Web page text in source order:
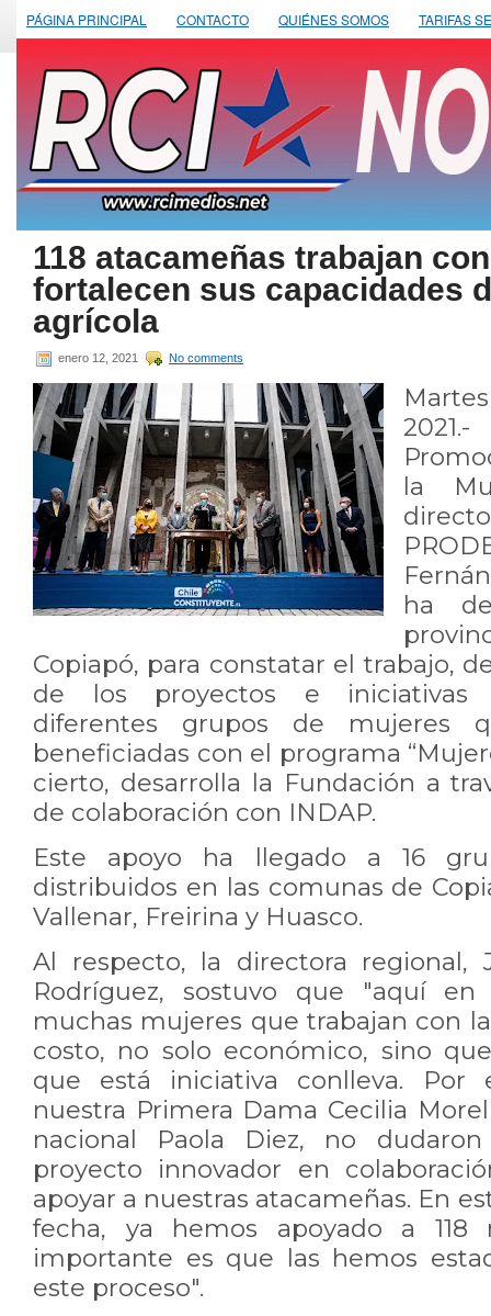
PÁGINA PRINCIPAL CONTACTO QUIÉNES SOMOS TARIFAS
118 atacameñas trabajan
fortalecen sus capacidades
agrícola
enero 12, 2021 No comments
la
ha
Copiapó, para constatar el trabajo,
de los proyectos e iniciativas
diferentes grupos de mujeres
beneficiadas con el programa
cierto, desarrolla la Fundación a
de colaboración con INDAP.
Este apoyo ha llegado a 16
distribuidos en las comunas de
Vallenar, Freirina y Huasco.
Al respecto, la directora regional,
Rodríguez, sostuvo que "aquí en
muchas mujeres que trabajan con
costo, no solo económico, sino
que está iniciativa conlleva. Por
nuestra Primera Dama Cecilia
nacional Paola Diez, no
proyecto innovador en
apoyar a nuestras atacameñas. En
fecha, ya hemos apoyado a
importante es que las hemos
este proceso".